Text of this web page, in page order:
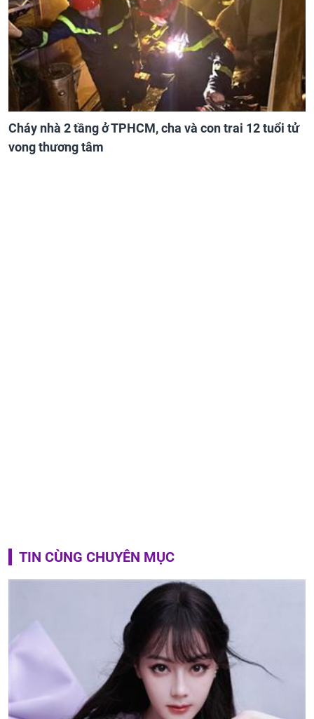
Cháy nhà 2 tầng ở TPHCM, cha và con trai 12 tuổi tử
vong thương tâm
TIN CÙNG CHUYÊN MỤC